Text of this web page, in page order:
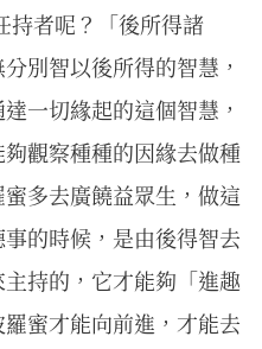
持者呢？「後所得諸
別智以後所得的智慧，
一切緣起的這個智慧，
觀察種種的因緣去做種
多去廣饒益眾生，做這
的時候，是由後得智去
持的，它才能夠「進趣
蜜才能向前進，才能去